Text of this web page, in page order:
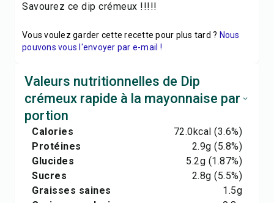
Savourez ce dip crémeux !!!!!
Vous voulez garder cette recette pour plus tard ? Nous
pouvons vous l'envoyer par e-mail !
Valeurs nutritionnelles de Dip
crémeux rapide à la mayonnaise par
portion
Calories 72.0kcal (3.6%)
Protéines
2.9g (5.8%)
Glucides
5.2g (1.87%)
Sucres
2.8g (5.5%)
Graisses saines
1.5g